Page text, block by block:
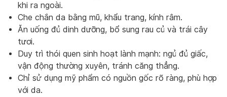
khi ra ngoài.
Che chắn da bằng mũ, khẩu trang, kính râm.
Ăn uống đủ dinh dưỡng, bổ sung rau củ và trái cây
tươi.
Duy trì thói quen sinh hoạt lành mạnh: ngủ đủ giấc,
vận động thường xuyên, tránh căng thẳng.
Chỉ sử dụng mỹ phẩm có nguồn gốc rõ ràng, phù hợp
với da.